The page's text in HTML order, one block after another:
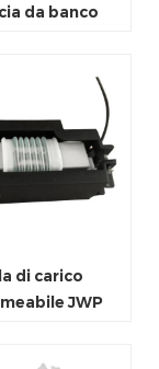
da banco
di carico
JWP